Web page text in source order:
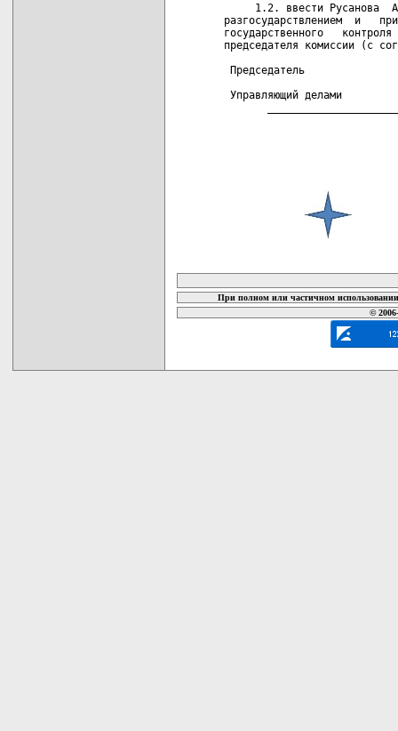
1.2. ввести Русанова
разгосударствлением  и
государственного
председателя комиссии (с
Председатель
Управляющий делами
При полном или частичном
©